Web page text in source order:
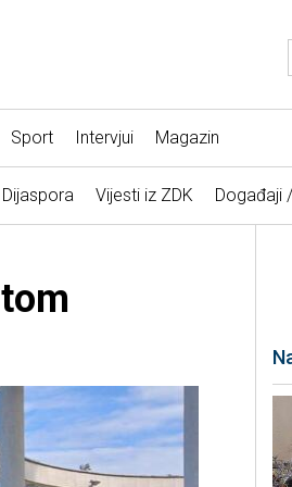
Sport Intervjui Magazin
Dijaspora Vijesti iz ZDK Događaji